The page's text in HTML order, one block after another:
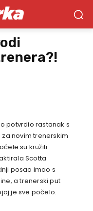
potvrdio rastanak s
novim trenerskim
su kružiti
Scotta
posao imao s
a trenerski put
je sve počelo.